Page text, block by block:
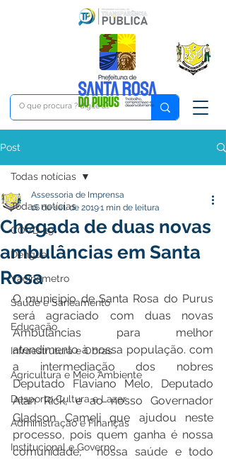
Post
Todas notícias
COVD-19
Dengue
Vacinômetro
Saúde e Saneamento
Educação
Infraestrutura e Obras
Agricultura e Meio Ambiente
Desporto Cultura e Lazer
Administração e Finanças
Institucional e Governo
Todas notícias
Chegada de duas novas
ambulâncias em Santa
Rosa
Assessoria de Imprensa
16 de set. de 20191 min de leitura
O municipio de Santa Rosa do Purus
será agraciado com duas novas
Ambulâncias para melhor
atendimento à nossa população. com
a intermediação dos nobres
Deputado Flaviano Melo, Deputado
Alan Rick, e ao nosso Governador
Gladson Cameli que ajudou neste
processo, pois quem ganha é nossa
comunidade,  nossa saúde e todo